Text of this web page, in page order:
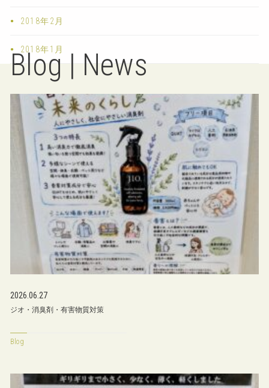
2018年2月
2018年1月
Blog | News
2026.06.27
ジオ・消臭剤・有害物質対策
Blog